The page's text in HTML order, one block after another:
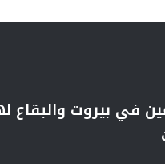
في بيروت والبقاع